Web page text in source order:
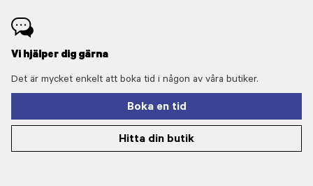
Vi hjälper dig gärna
Det är mycket enkelt att boka tid i någon av våra butiker.
Boka en tid
Hitta din butik